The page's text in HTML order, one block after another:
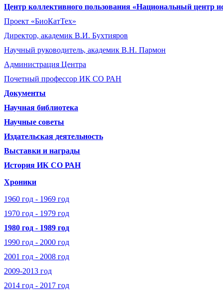
Центр коллективного пользования «Национальный центр
Проект «БиоКатТех»
Директор, академик В.И. Бухтияров
Научный руководитель, академик В.Н. Пармон
Администрация Центра
Почетный профессор ИК СО РАН
Документы
Научная библиотека
Научные советы
Издательская деятельность
Выставки и награды
История ИК СО РАН
Хроники
1960 год - 1969 год
1970 год - 1979 год
1980 год - 1989 год
1990 год - 2000 год
2001 год - 2008 год
2009-2013 год
2014 год - 2017 год